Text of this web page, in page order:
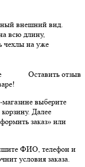
внешний вид.
всю длину,
чехлы на уже
Оставить отзыв
выберите
Далее
заказ» или
ФИО, телефон и
условия заказа.